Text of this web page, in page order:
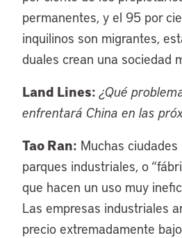
permanentes, y el 95 por
inquilinos son migrantes,
duales crean una sociedad
Land Lines: ¿Qué
enfrentará China en las
Tao Ran: Muchas
parques industriales, o
que hacen un uso muy
Las empresas industriales
precio extremadamente